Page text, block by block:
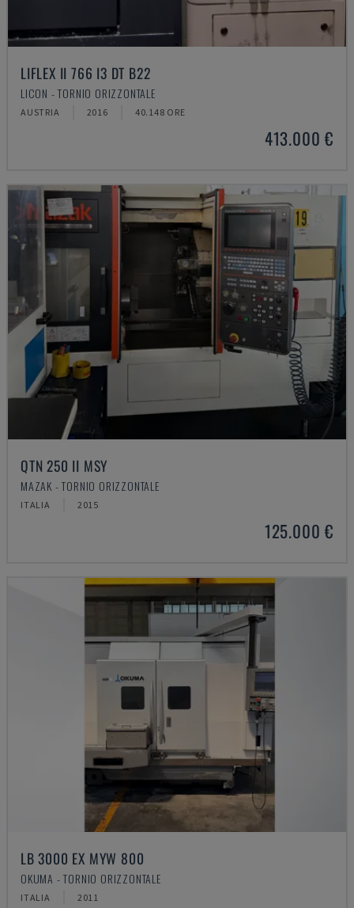
LIFLEX II 766 I3 DT B22
LICON - TORNIO ORIZZONTALE
AUSTRIA 2016 40.148 ORE
413.000 €
QTN 250 II MSY
MAZAK - TORNIO ORIZZONTALE
ITALIA 2015
125.000 €
LB 3000 EX MYW 800
OKUMA - TORNIO ORIZZONTALE
ITALIA 2011